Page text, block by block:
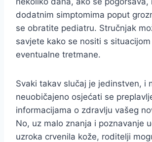
dodatnim simptomima poput
se obratite pediatru. Stručnjak
savjete kako se nositi s
eventualne tretmane.
Svaki takav slučaj je jedinstven, i
neuobičajeno osjećati se
informacijama o zdravlju vašeg
No, uz malo znanja i poznavanje
uzroka crvenila kože, roditelji